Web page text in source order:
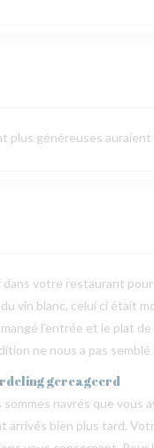
plus généreuses
votre restaurant
vin blanc, celui ci
l'entrée et le plat
ne nous a pas
gereageerd
sommes navrés que
arrivés bien plus tard.